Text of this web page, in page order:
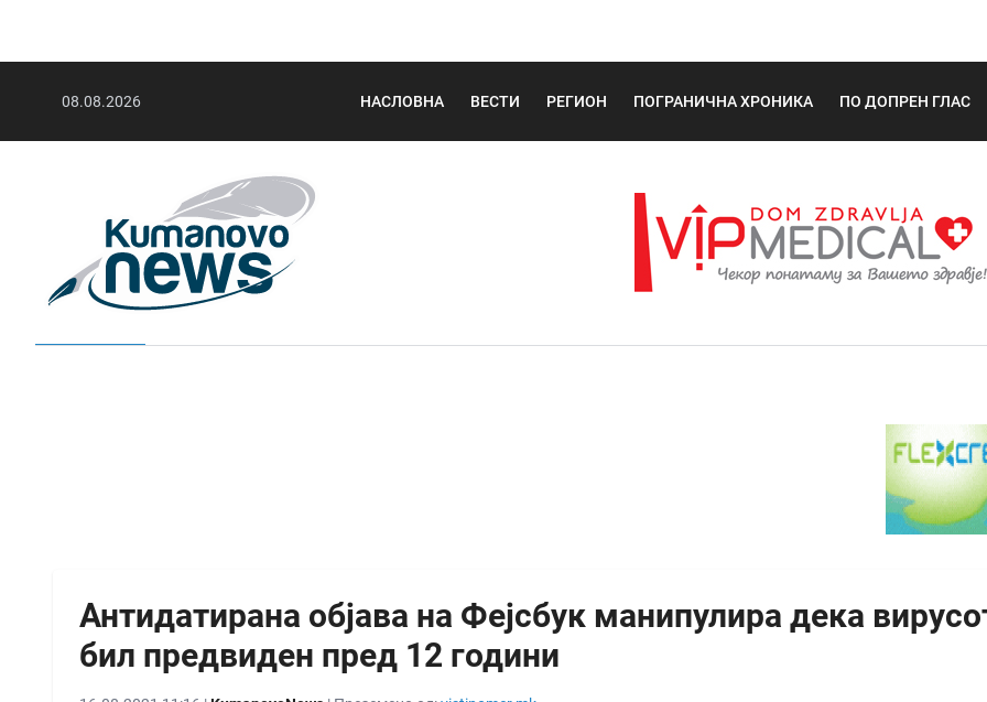
08.08.2026 НАСЛОВНА ВЕСТИ РЕГИОН ПОГРАНИЧНА ХРОНИКА ПО ДОПРЕН ГЛАС
Антидатирана објава на Фејсбук манипулира дека
бил предвиден пред 12 години